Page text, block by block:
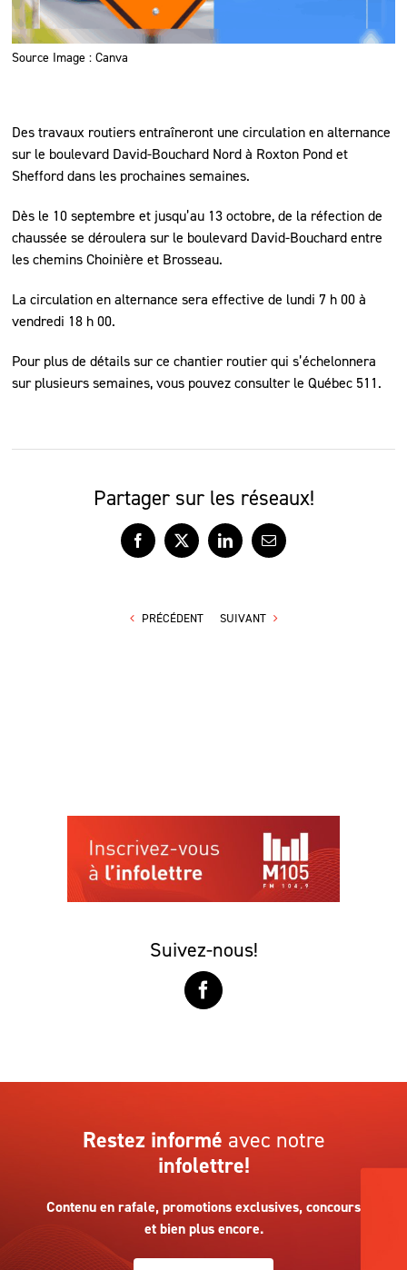
Source Image : Canva
Des travaux routiers entraîneront une circulation en alternance
sur le boulevard David-Bouchard Nord à Roxton Pond et
Shefford dans les prochaines semaines.
Dès le 10 septembre et jusqu’au 13 octobre, de la réfection de
chaussée se déroulera sur le boulevard David-Bouchard entre
les chemins Choinière et Brosseau.
La circulation en alternance sera effective de lundi 7 h 00 à
vendredi 18 h 00.
Pour plus de détails sur ce chantier routier qui s’échelonnera
sur plusieurs semaines, vous pouvez consulter le Québec 511.
Partager sur les réseaux!
Facebook
X LinkedInCourriel
PRÉCÉDENT SUIVANT
Suivez-nous!
Restez informé avec notre
infolettre!
Contenu en rafale, promotions exclusives, concours
et bien plus encore.